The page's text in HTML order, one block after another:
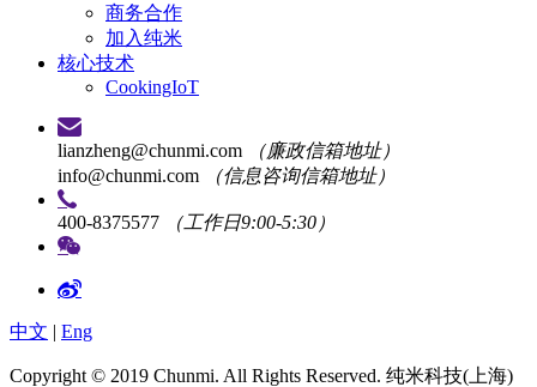
商务合作
加入纯米
核心技术
CookingIoT
lianzheng@chunmi.com
（廉政信箱地址）
info@chunmi.com
（信息咨询信箱地址）
400-8375577 （工作日9:00-5:30）
中文 | Eng
Copyright © 2019 Chunmi. All Rights Reserved. 纯米科技(上海)